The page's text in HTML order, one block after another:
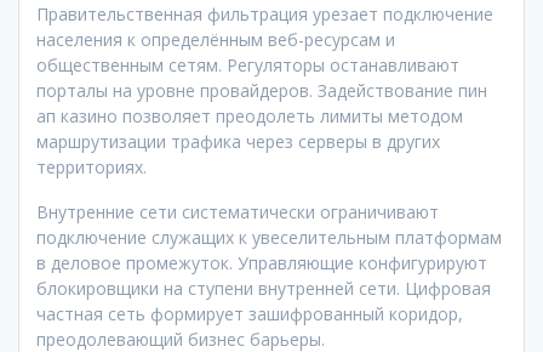
Правительственная фильтрация урезает подключение
населения к определённым веб-ресурсам и
общественным сетям. Регуляторы останавливают
порталы на уровне провайдеров. Задействование пин
ап казино позволяет преодолеть лимиты методом
маршрутизации трафика через серверы в других
территориях.
Внутренние сети систематически ограничивают
подключение служащих к увеселительным платформам
в деловое промежуток. Управляющие конфигурируют
блокировщики на ступени внутренней сети. Цифровая
частная сеть формирует зашифрованный коридор,
преодолевающий бизнес барьеры.